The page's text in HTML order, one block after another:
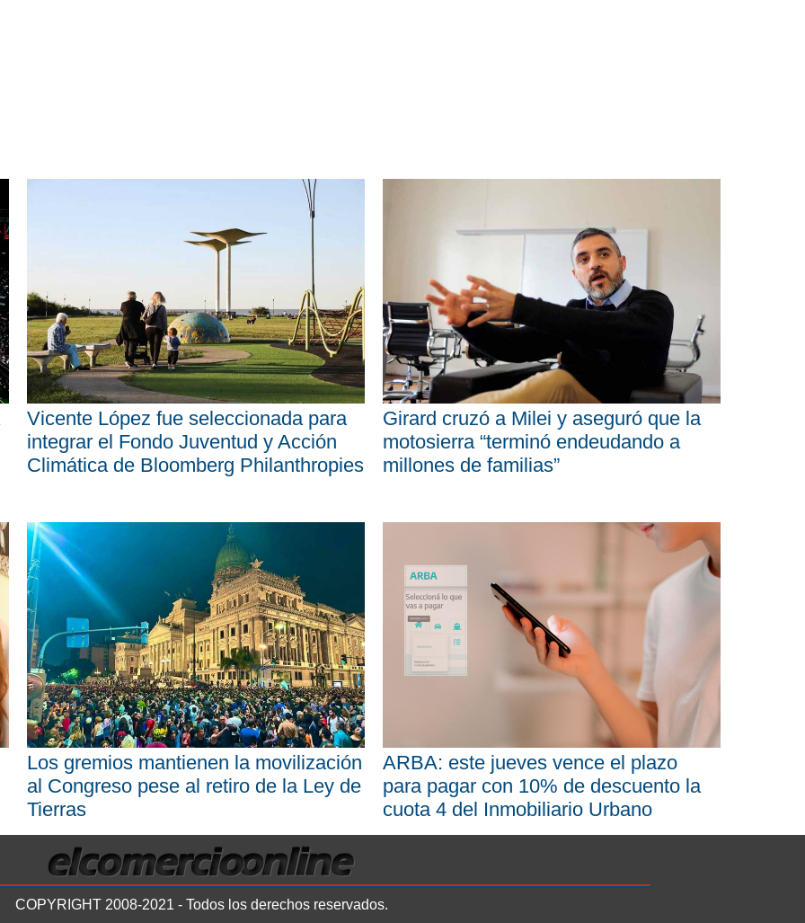
Vicente López fue seleccionada para
integrar el Fondo Juventud y Acción
Climática de Bloomberg Philanthropies
Girard cruzó a Milei y aseguró que la
motosierra “terminó endeudando a
millones de familias”
Los gremios mantienen la movilización
al Congreso pese al retiro de la Ley de
Tierras
ARBA: este jueves vence el plazo
para pagar con 10% de descuento la
cuota 4 del Inmobiliario Urbano
COPYRIGHT 2008-2021 - Todos los derechos reservados.